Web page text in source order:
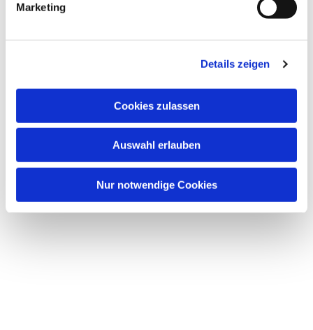
Marketing
Details zeigen
Cookies zulassen
Auswahl erlauben
Nur notwendige Cookies
Dies könnte Sie auch